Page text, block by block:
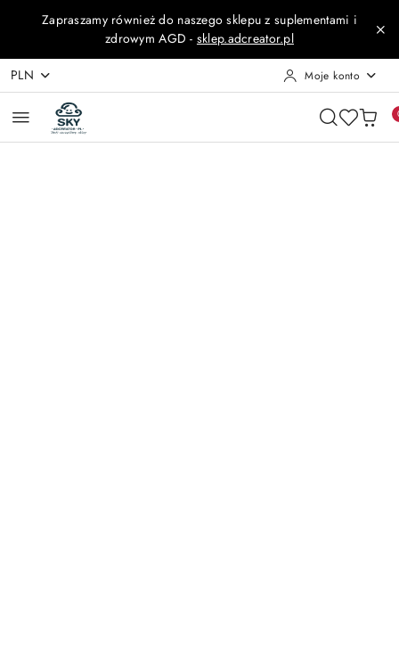
Przejdź do treści głównej
Przejdź do wyszukiwarki
Przejdź do moje konto
Przejdź do menu głównego
Przejdź do opisu produktu
Przejdź do stopki
Zapraszamy również do naszego sklepu z suplementami i
zdrowym AGD - sklep.adcreator.pl
PLN Moje konto